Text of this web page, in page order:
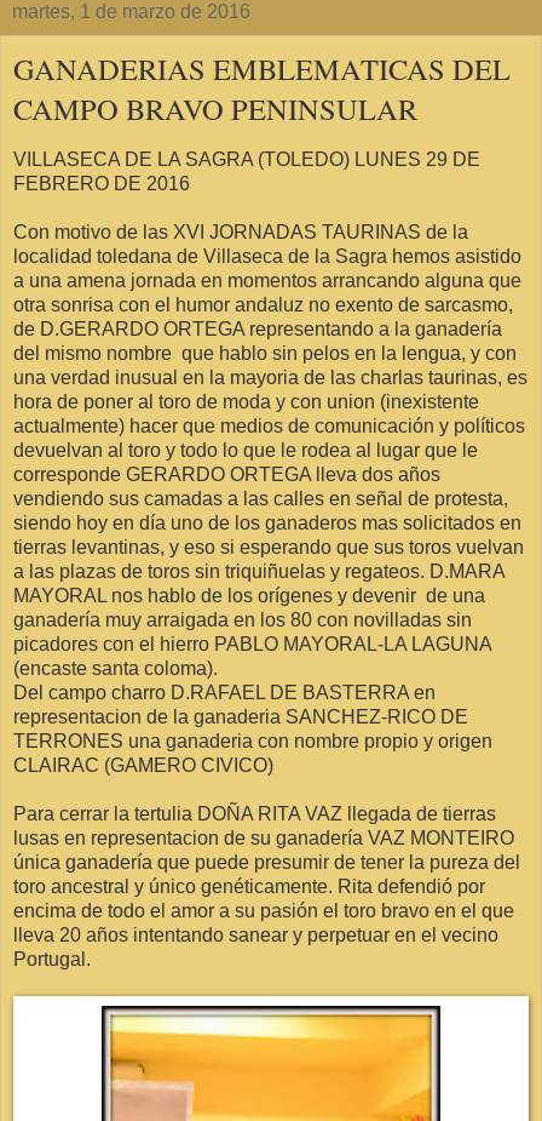
martes, 1 de marzo de 2016
GANADERIAS EMBLEMATICAS DEL
CAMPO BRAVO PENINSULAR
VILLASECA DE LA SAGRA (TOLEDO) LUNES 29 DE
FEBRERO DE 2016
Con motivo de las XVI JORNADAS TAURINAS de la
localidad toledana de Villaseca de la Sagra hemos asistido
a una amena jornada en momentos arrancando alguna que
otra sonrisa con el humor andaluz no exento de sarcasmo,
de D.GERARDO ORTEGA representando a la ganadería
del mismo nombre que hablo sin pelos en la lengua, y con
una verdad inusual en la mayoria de las charlas taurinas, es
hora de poner al toro de moda y con union (inexistente
actualmente) hacer que medios de comunicación y políticos
devuelvan al toro y todo lo que le rodea al lugar que le
corresponde GERARDO ORTEGA lleva dos años
vendiendo sus camadas a las calles en señal de protesta,
siendo hoy en día uno de los ganaderos mas solicitados en
tierras levantinas, y eso si esperando que sus toros vuelvan
a las plazas de toros sin triquiñuelas y regateos. D.MARA
MAYORAL nos hablo de los orígenes y devenir de una
ganadería muy arraigada en los 80 con novilladas sin
picadores con el hierro PABLO MAYORAL-LA LAGUNA
(encaste santa coloma).
Del campo charro D.RAFAEL DE BASTERRA en
representacion de la ganaderia SANCHEZ-RICO DE
TERRONES una ganaderia con nombre propio y origen
CLAIRAC (GAMERO CIVICO)
Para cerrar la tertulia DOÑA RITA VAZ llegada de tierras
lusas en representacion de su ganadería VAZ MONTEIRO
única ganadería que puede presumir de tener la pureza del
toro ancestral y único genéticamente. Rita defendió por
encima de todo el amor a su pasión el toro bravo en el que
lleva 20 años intentando sanear y perpetuar en el vecino
Portugal.